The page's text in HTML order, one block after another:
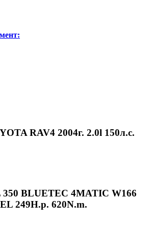
RAV4 2004г. 2.0l 150л.с.
BLUETEC 4MATIC W166
249H.p. 620N.m.